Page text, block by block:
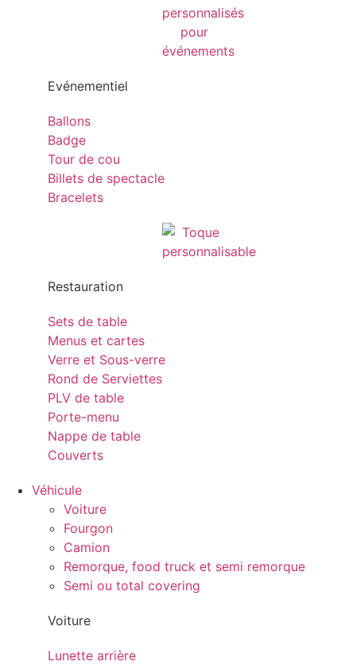
Evénementiel
Ballons
Badge
Tour de cou
Billets de spectacle
Bracelets
Restauration
Sets de table
Menus et cartes
Verre et Sous-verre
Rond de Serviettes
PLV de table
Porte-menu
Nappe de table
Couverts
Véhicule
Voiture
Fourgon
Camion
Remorque, food truck et semi remorque
Semi ou total covering
Voiture
Lunette arrière